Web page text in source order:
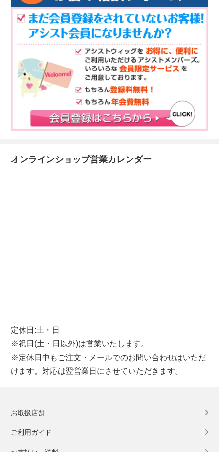
オンラインショップ営業カレンダー
定休日:土・日
※祝日(土・日以外)は営業いたします。
※定休日中もご注文・メールでのお問い合わせはいただ
けます。対応は翌営業日にさせていただきます。
お取扱店舗
ご利用ガイド